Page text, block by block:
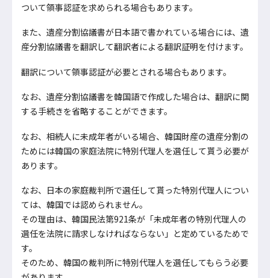
ついて領事認証を求められる場合もあります。
また、遺産分割協議書が日本語で書かれている場合には、遺
産分割協議書を翻訳して翻訳者による翻訳証明を付けます。
翻訳について領事認証が必要とされる場合もあります。
なお、遺産分割協議書を韓国語で作成した場合は、翻訳に関
する手続きを省略することができます。
なお、相続人に未成年者がいる場合、韓国財産の遺産分割の
ためには韓国の家庭法院に特別代理人を選任して貰う必要が
あります。
なお、日本の家庭裁判所で選任して貰った特別代理人につい
ては、韓国では認められません。
その理由は、韓国民法第921条が「未成年者の特別代理人の
選任を法院に請求しなければならない」と定めているためで
す。
そのため、韓国の裁判所に特別代理人を選任してもらう必要